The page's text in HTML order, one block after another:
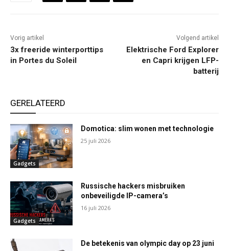
Vorig artikel
3x freeride winterporttips
in Portes du Soleil
Volgend artikel
Elektrische Ford Explorer
en Capri krijgen LFP-
batterij
GERELATEERD
Gadgets
Domotica: slim wonen met technologie
25 juli 2026
Gadgets
Russische hackers misbruiken
onbeveiligde IP-camera’s
16 juli 2026
De betekenis van olympic day op 23 juni